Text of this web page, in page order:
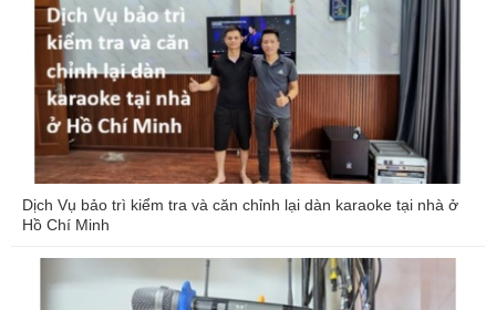
Dịch Vụ bảo trì kiểm tra và căn chỉnh lại dàn karaoke tại nhà ở
Hồ Chí Minh